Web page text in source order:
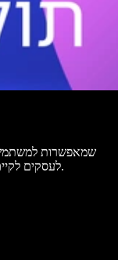
לעסקים לקיים אינטראקציה עם תוכנה באמצעות שיחה קולית.